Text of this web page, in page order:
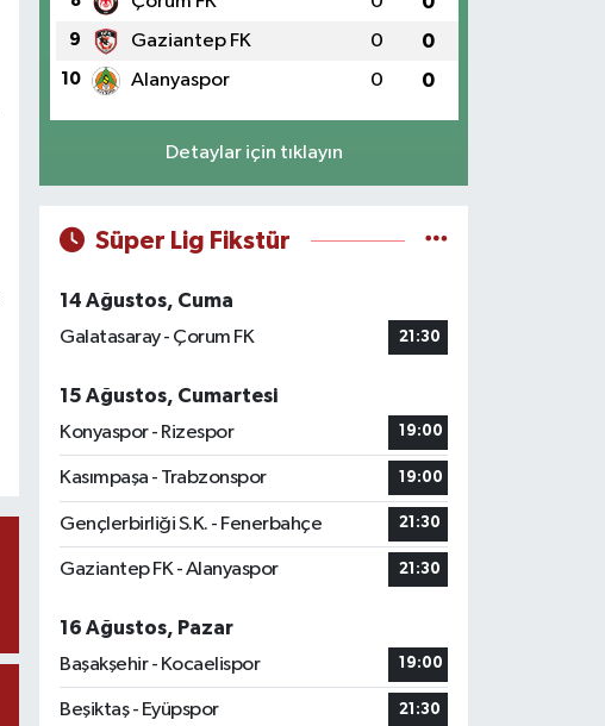
9 Gaziantep FK 0 0
10 Alanyaspor 0 0
Detaylar için tıklayın
Süper Lig Fikstür
14 Ağustos, Cuma
Galatasaray - Çorum FK
21:30
15 Ağustos, Cumartesi
Konyaspor - Rizespor
19:00
Kasımpaşa - Trabzonspor 19:00
Gençlerbirliği S.K. - Fenerbahçe 21:30
Gaziantep FK - Alanyaspor 21:30
16 Ağustos, Pazar
Başakşehir - Kocaelispor
19:00
Beşiktaş - Eyüpspor 21:30